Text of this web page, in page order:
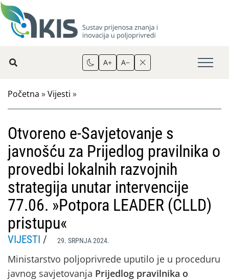
A+ A−
Početna »Vijesti »
Otvoreno e-Savjetovanje s
javnošću za Prijedlog pravilnika o
provedbi lokalnih razvojnih
strategija unutar intervencije
77.06. »Potpora LEADER (CLLD)
pristupu«
VIJESTI / 29. SRPNJA 2024.
Ministarstvo poljoprivrede uputilo je u proceduru
javnog savjetovanja Prijedlog pravilnika o